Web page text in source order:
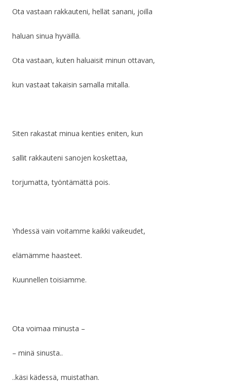
Ota vastaan rakkauteni, hellät sanani, joilla
haluan sinua hyväillä.
Ota vastaan, kuten haluaisit minun ottavan,
kun vastaat takaisin samalla mitalla.
Siten rakastat minua kenties eniten, kun
sallit rakkauteni sanojen koskettaa,
torjumatta, työntämättä pois.
Yhdessä vain voitamme kaikki vaikeudet,
elämämme haasteet.
Kuunnellen toisiamme.
Ota voimaa minusta –
– minä sinusta..
..käsi kädessä, muistathan.